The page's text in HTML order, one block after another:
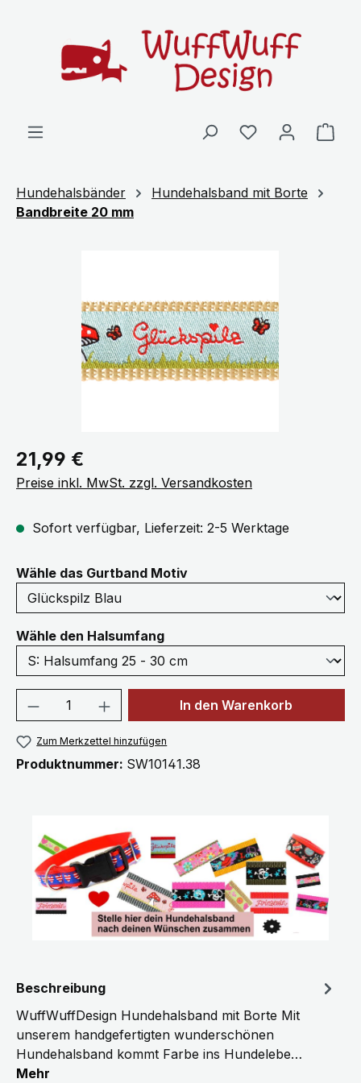
Hundehalsbänder
Hundehalsband mit Borte
Bandbreite 20 mm
Regulärer Preis:
21,99 €
Preise inkl. MwSt. zzgl. Versandkosten
Sofort verfügbar, Lieferzeit: 2-5 Werktage
Wähle das Gurtband Motivauswählen
Wähle den Halsumfangauswählen
Produkt Anzahl: Gib denIn den Warenkorb
Zum Merkzettel hinzufügen
Produktnummer: SW10141.38
Beschreibung
WuffWuffDesign Hundehalsband mit Borte Mit
unserem handgefertigten wunderschönen
Hundehalsband kommt Farbe ins Hundelebe…
Mehr